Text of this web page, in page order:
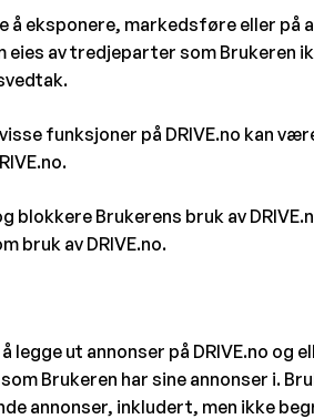
eksponere, markedsføre eller på
eies av tredjeparter som Brukeren
funksjoner på DRIVE.no kan
blokkere Brukerens bruk av
bruk av DRIVE.no.
legge ut annonser på DRIVE.no og
Brukeren har sine annonser i.
annonser, inkludert, men ikke